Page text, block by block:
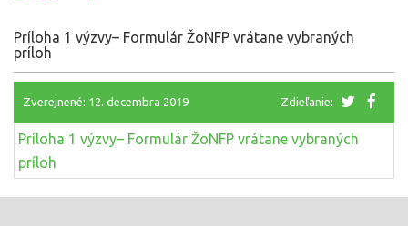
Príloha 1 výzvy– Formulár ŽoNFP vrátane vybraných
príloh
Zverejnené: 12. decembra 2019 Zdieľanie:
Príloha 1 výzvy– Formulár ŽoNFP vrátane vybraných
príloh